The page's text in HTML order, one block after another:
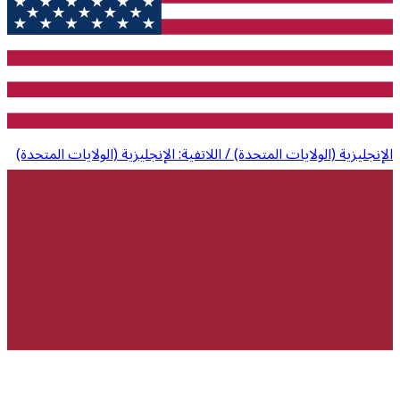
الإنجليزية (الولايات المتحدة) / اللاتفية: الإنجليزية (الولايات المتحدة)